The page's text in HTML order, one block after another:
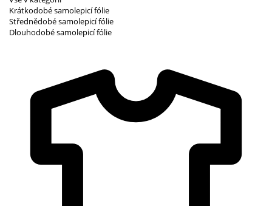
Krátkodobé samolepicí fólie
Střednědobé samolepicí fólie
Dlouhodobé samolepicí fólie